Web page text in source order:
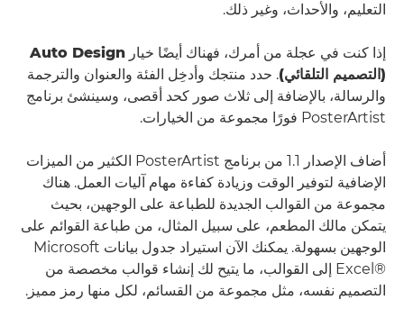
التعليم، والأحداث، وغير ذلك.
إذا كنت في عجلة من أمرك، فهناك أيضًا خيار Auto Design
(التصميم التلقائي). حدد منتجك وأدخِل الفئة والعنوان والترجمة
والرسالة، بالإضافة إلى ثلاث صور كحد أقصى، وسينشئ برنامج
PosterArtist فورًا مجموعة من الخيارات.
أضاف الإصدار 1.1 من برنامج PosterArtist الكثير من الميزات
الإضافية لتوفير الوقت وزيادة كفاءة مهام آليات العمل. هناك
مجموعة من القوالب الجديدة للطباعة على الوجهين، بحيث
يتمكن مالك المطعم، على سبيل المثال، من طباعة القوائم على
الوجهين بسهولة. يمكنك الآن استيراد جدول بيانات Microsoft
Excel®‎ إلى القوالب، ما يتيح لك إنشاء قوالب مخصصة من
التصميم نفسه، مثل مجموعة من القسائم، لكل منها رمز مميز.